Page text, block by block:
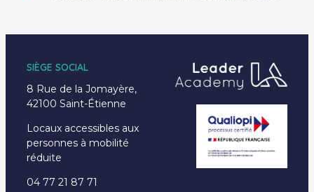
SIÈGE SOCIAL
8 Rue de la Jomayère,
42100 Saint-Étienne
Locaux accessibles aux
personnes à mobilité
réduite
04 77 21 87 71